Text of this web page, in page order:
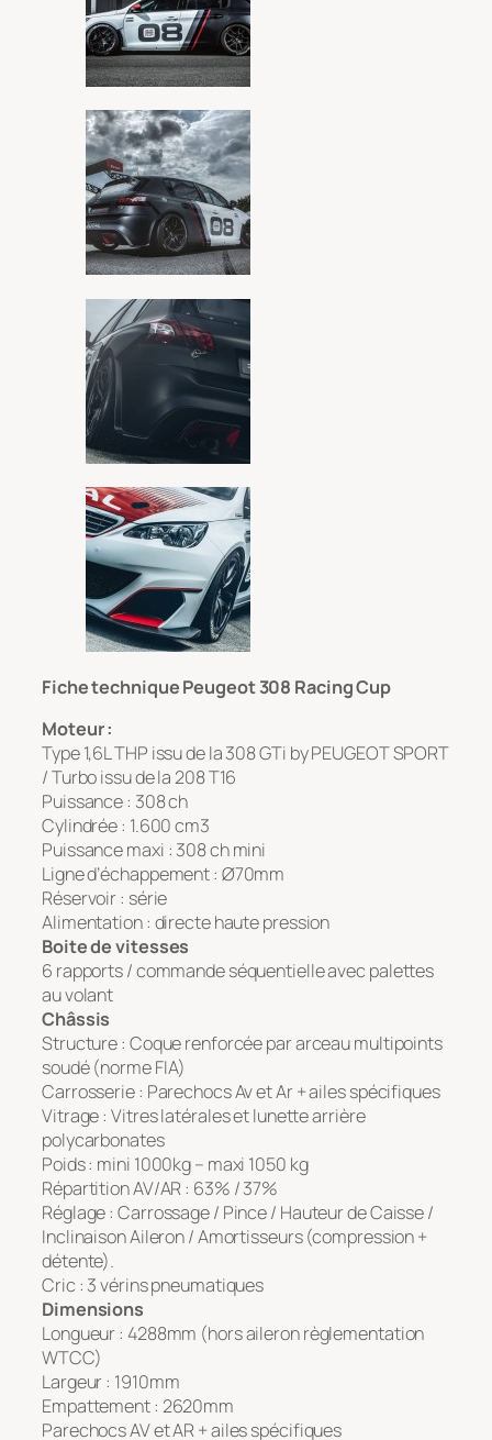
Fiche technique Peugeot 308 Racing Cup
Moteur :
Type 1,6L THP issu de la 308 GTi by PEUGEOT SPORT
/ Turbo issu de la 208 T16
Puissance : 308 ch
Cylindrée : 1.600 cm3
Puissance maxi : 308 ch mini
Ligne d’échappement : Ø70mm
Réservoir : série
Alimentation : directe haute pression
Boite de vitesses
6 rapports / commande séquentielle avec palettes
au volant
Châssis
Structure : Coque renforcée par arceau multipoints
soudé (norme FIA)
Carrosserie : Parechocs Av et Ar + ailes spécifiques
Vitrage : Vitres latérales et lunette arrière
polycarbonates
Poids : mini 1000kg – maxi 1050 kg
Répartition AV/AR : 63% / 37%
Réglage : Carrossage / Pince / Hauteur de Caisse /
Inclinaison Aileron / Amortisseurs (compression +
détente).
Cric : 3 vérins pneumatiques
Dimensions
Longueur : 4288mm (hors aileron règlementation
WTCC)
Largeur : 1910mm
Empattement : 2620mm
Parechocs AV et AR + ailes spécifiques